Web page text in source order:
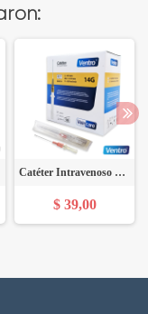
Catéter Intravenoso Ventro Nro. 14 (E) - Caja x 50 Unidades - VEINCARE
$ 39,00